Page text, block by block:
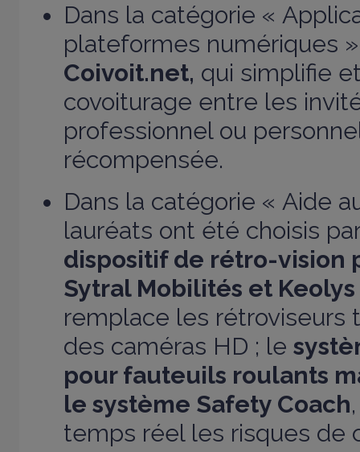
Dans la catégorie «
plateformes numériques
Coivoit.net, qui simplifie
covoiturage entre les
professionnel ou
récompensée.
Dans la catégorie « Aide
lauréats ont été choisis
dispositif de rétro-vision
Sytral Mobilités et Keolys
remplace les rétroviseurs
des caméras HD ; le
pour fauteuils roulants
le système Safety Coach
temps réel les risques de